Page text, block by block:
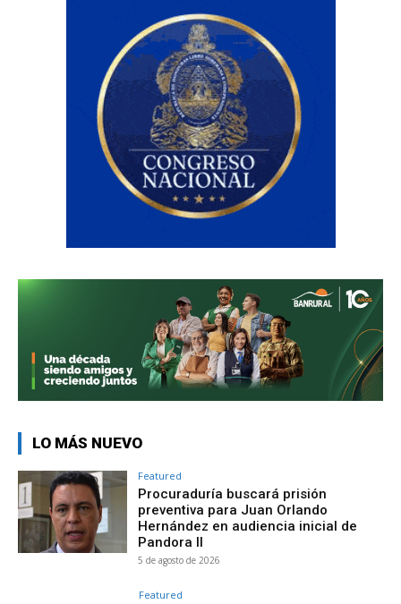
LO MÁS NUEVO
Featured
Procuraduría buscará prisión
preventiva para Juan Orlando
Hernández en audiencia inicial de
Pandora II
5 de agosto de 2026
Featured